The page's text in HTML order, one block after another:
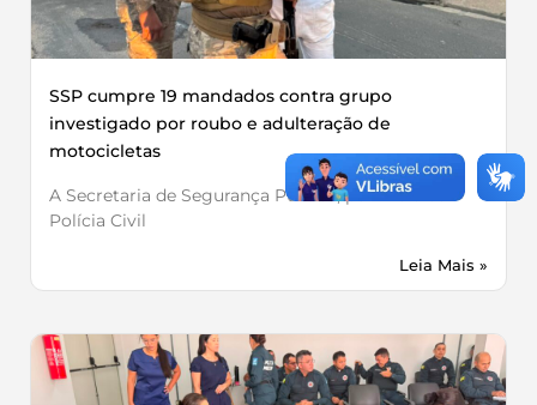
SSP cumpre 19 mandados contra grupo
investigado por roubo e adulteração de
motocicletas
A Secretaria de Segurança Pública, por meio da
Polícia Civil
Leia Mais »